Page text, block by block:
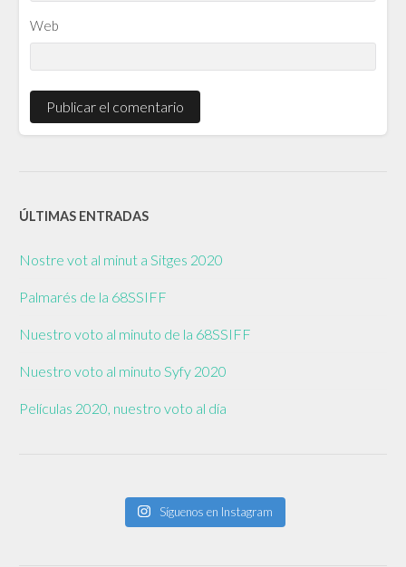
Web
ÚLTIMAS ENTRADAS
Nostre vot al minut a Sitges 2020
Palmarés de la 68SSIFF
Nuestro voto al minuto de la 68SSIFF
Nuestro voto al minuto Syfy 2020
Películas 2020, nuestro voto al día
Síguenos en Instagram